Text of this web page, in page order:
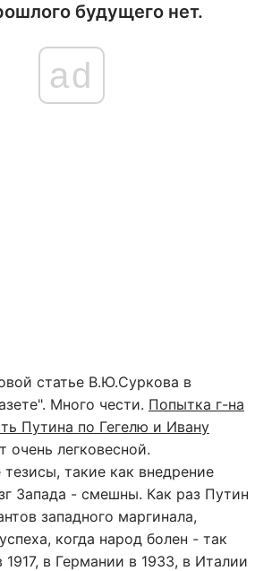
будущего нет.
ad
статье В.Ю.Суркова в
Много чести. Попытка г-на
Путина по Гегелю и Ивану
очень легковесной.
такие как внедрение
Запада - смешны. Как раз Путин
западного маргинала,
когда народ болен - так
в Германии в 1933, в Италии